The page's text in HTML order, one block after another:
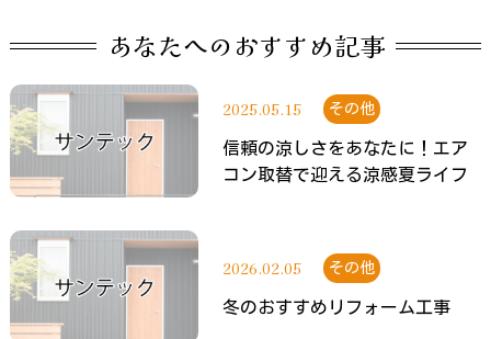
あなたへのおすすめ記事
2025.05.15 その他
信頼の涼しさをあなたに！エア
コン取替で迎える涼感夏ライフ
2026.02.05 その他
冬のおすすめリフォーム工事